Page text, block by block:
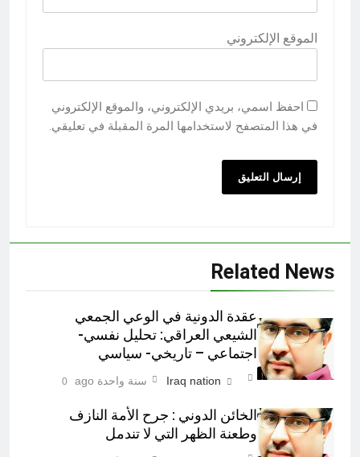
الموقع الإلكتروني
احفظ اسمي، بريدي الإلكتروني، والموقع الإلكتروني
في هذا المتصفح لاستخدامها المرة المقبلة في تعليقي.
Related News
عقدة الدونية في الوعي الجمعي
الشيعي العراقي: تحليل نفسي-
اجتماعي – تاريخي- سياسي
Iraq nation سنة واحدة ago 0
الخائن الدوني : جرح الأمة النازف
وطعنة الظهر التي لا تندمل